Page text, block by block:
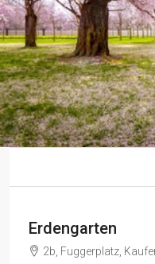
Erdengarten
2b, Fuggerplatz,